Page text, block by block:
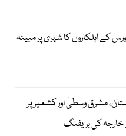
کے اہلکاروں کا شہری پر مبینہ
مشرق وسطیٰ اور کشمیر پر
خارجہ کی بریفنگ